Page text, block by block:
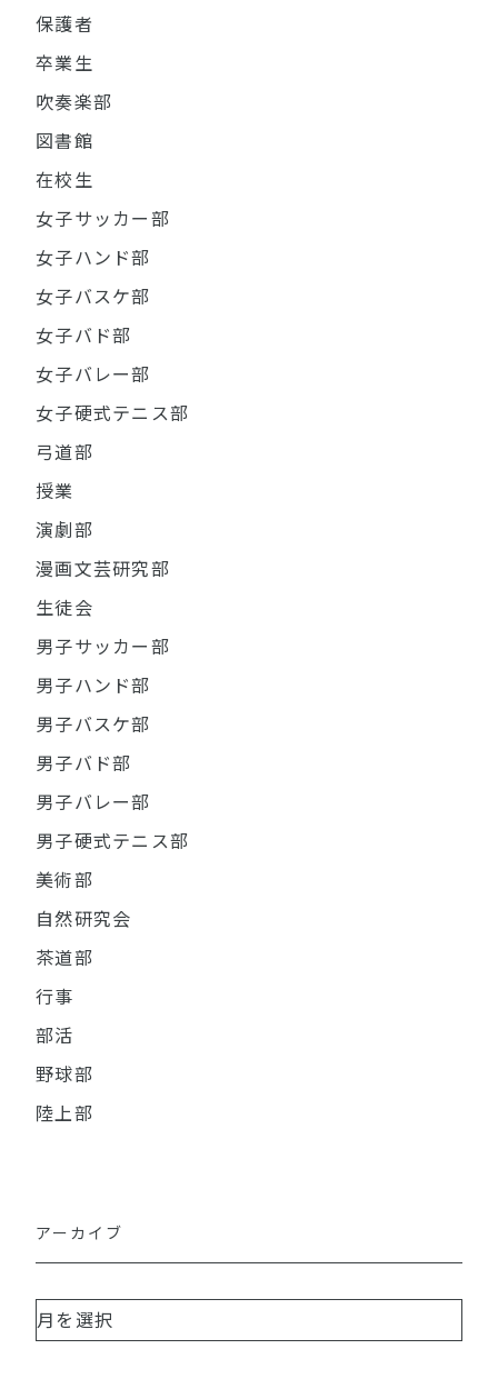
保護者
卒業生
吹奏楽部
図書館
在校生
女子サッカー部
女子ハンド部
女子バスケ部
女子バド部
女子バレー部
女子硬式テニス部
弓道部
授業
演劇部
漫画文芸研究部
生徒会
男子サッカー部
男子ハンド部
男子バスケ部
男子バド部
男子バレー部
男子硬式テニス部
美術部
自然研究会
茶道部
行事
部活
野球部
陸上部
アーカイブ